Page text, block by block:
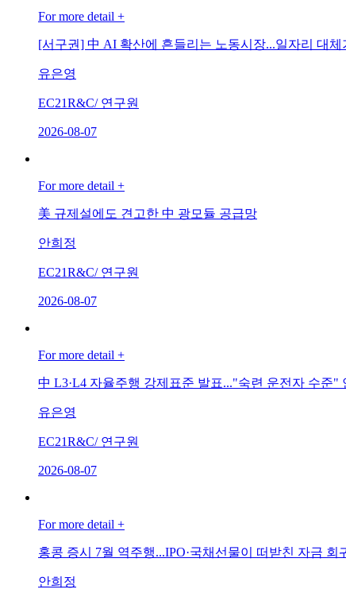
For more detail +
For more detail +
홍콩 증시 7월 역주행...IPO·국채선물이 떠받친 자금 회귀